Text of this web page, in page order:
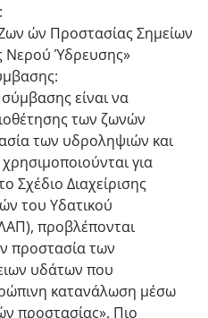
ών Προστασίας Σημείων
Νερού Ύδρευσης»
είναι να
των ζωνών
των υδροληψιών και
για
Σχέδιο Διαχείρισης
του Υδατικού
προβλέπονται
προστασία των
υδάτων που
κατανάλωση μέσω
προστασίας». Πιο